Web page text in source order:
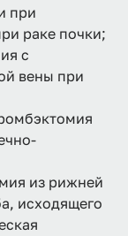
при
раке почки;
с
вены при
из рижней
исходящего